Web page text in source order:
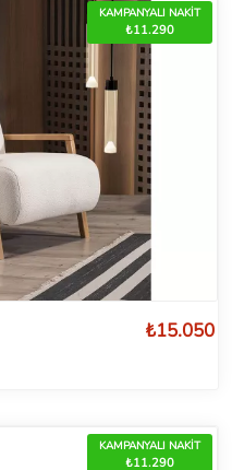
KAMPANYALI NAKİT
₺11.290
₺15.050
KAMPANYALI NAKİT
₺11.290